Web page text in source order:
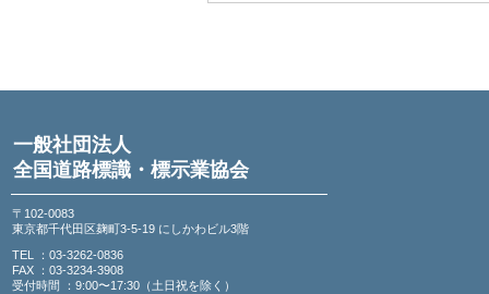
一般社団法人
全国道路標識・標示業協会
〒102-0083
東京都千代田区麹町3-5-19 にしかわビル3階
TEL ：03-3262-0836
FAX ：03-3234-3908
受付時間 ：9:00〜17:30（土日祝を除く）